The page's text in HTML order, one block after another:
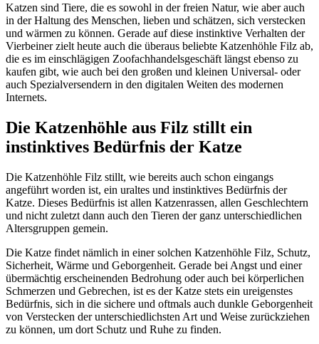
Katzen sind Tiere, die es sowohl in der freien Natur, wie aber auch
in der Haltung des Menschen, lieben und schätzen, sich verstecken
und wärmen zu können. Gerade auf diese instinktive Verhalten der
Vierbeiner zielt heute auch die überaus beliebte Katzenhöhle Filz ab,
die es im einschlägigen Zoofachhandelsgeschäft längst ebenso zu
kaufen gibt, wie auch bei den großen und kleinen Universal- oder
auch Spezialversendern in den digitalen Weiten des modernen
Internets.
Die Katzenhöhle aus Filz stillt ein
instinktives Bedürfnis der Katze
Die Katzenhöhle Filz stillt, wie bereits auch schon eingangs
angeführt worden ist, ein uraltes und instinktives Bedürfnis der
Katze. Dieses Bedürfnis ist allen Katzenrassen, allen Geschlechtern
und nicht zuletzt dann auch den Tieren der ganz unterschiedlichen
Altersgruppen gemein.
Die Katze findet nämlich in einer solchen Katzenhöhle Filz, Schutz,
Sicherheit, Wärme und Geborgenheit. Gerade bei Angst und einer
übermächtig erscheinenden Bedrohung oder auch bei körperlichen
Schmerzen und Gebrechen, ist es der Katze stets ein ureigenstes
Bedürfnis, sich in die sichere und oftmals auch dunkle Geborgenheit
von Verstecken der unterschiedlichsten Art und Weise zurückziehen
zu können, um dort Schutz und Ruhe zu finden.